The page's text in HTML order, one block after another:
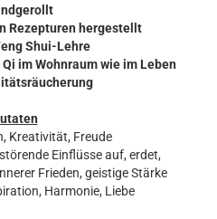
Rezepturen hergestellt
Shui-Lehre
im Wohnraum wie im Leben
Kreativität, Freude
Einflüsse auf, erdet,
Frieden, geistige Stärke
Harmonie, Liebe